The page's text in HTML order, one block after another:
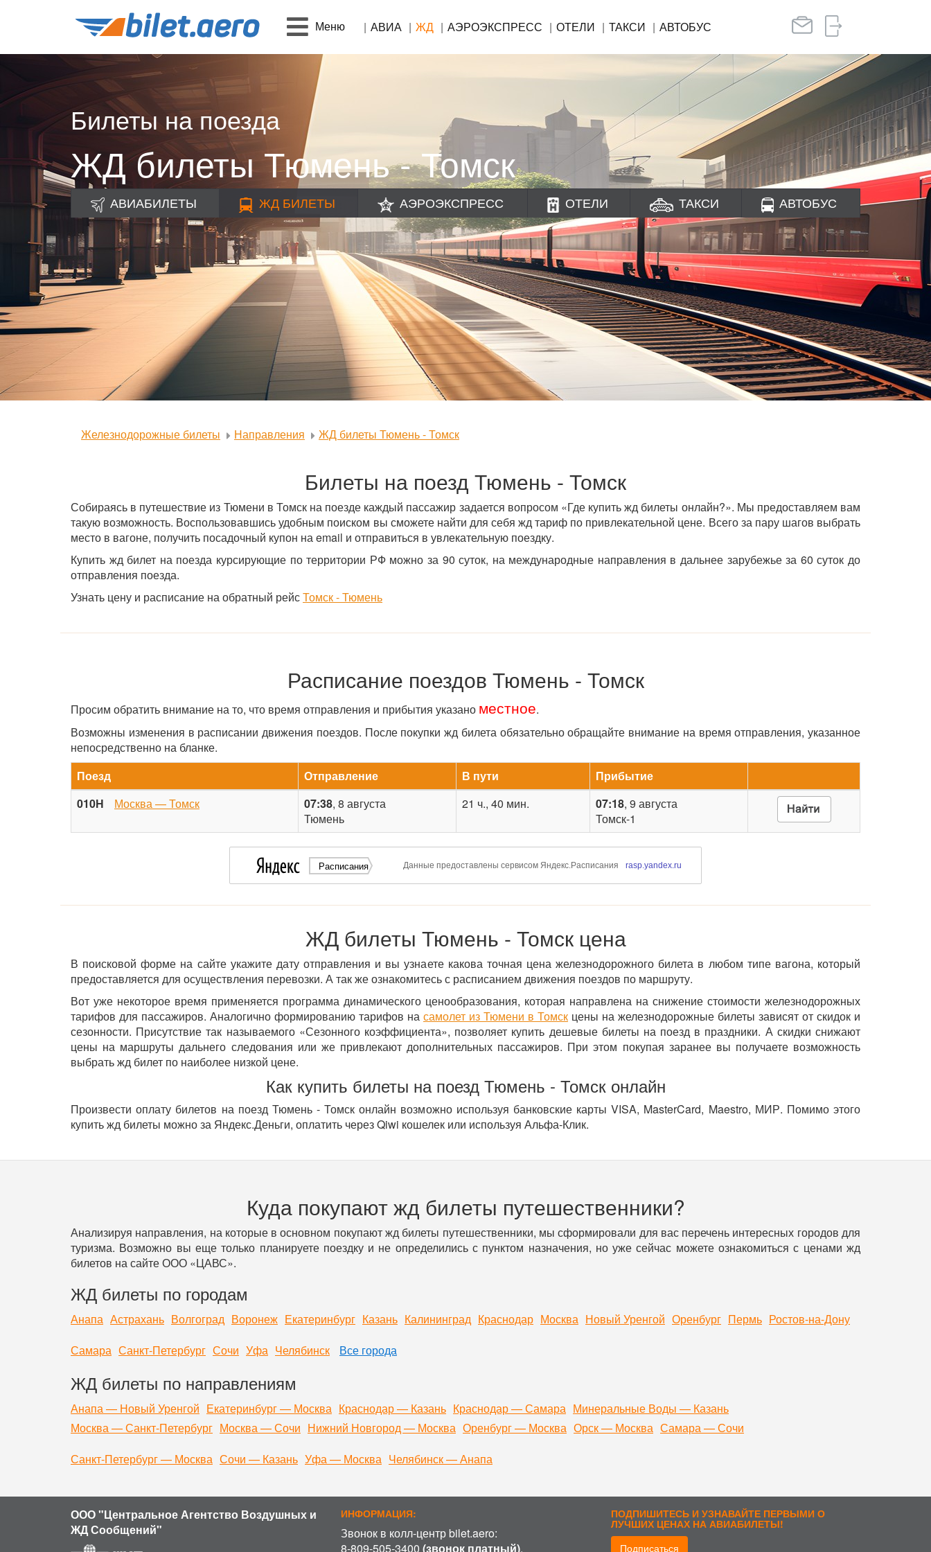
Меню АВИА ЖД АЭРОЭКСПРЕСС ОТЕЛИ ТАКСИ АВТОБУС
Билеты на поезда
ЖД билеты Тюмень - Томск
АВИАБИЛЕТЫ ЖД БИЛЕТЫ АЭРОЭКСПРЕСС ОТЕЛИ ТАКСИ АВТОБУС
Железнодорожные билеты Направления ЖД билеты Тюмень - Томск
Билеты на поезд Тюмень - Томск
Собираясь в путешествие из Тюмени в Томск на поезде каждый пассажир задается вопросом «Где купить жд билеты онлайн?». Мы предоставляем вам
такую возможность. Воспользовавшись удобным поиском вы сможете найти для себя жд тариф по привлекательной цене. Всего за пару шагов выбрать
место в вагоне, получить посадочный купон на email и отправиться в увлекательную поездку.
Купить жд билет на поезда курсирующие по территории РФ можно за 90 суток, на международные направления в дальнее зарубежье за 60 суток до
отправления поезда.
Узнать цену и расписание на обратный рейсТомск - Тюмень
Расписание поездов Тюмень - Томск
Просим обратить внимание на то, что время отправления и прибытия указано местное.
Возможны изменения в расписании движения поездов. После покупки жд билета обязательно обращайте внимание на время отправления, указанное
непосредственно на бланке.
Поезд
Отправление В пути
Прибытие
010Н
Москва — Томск 07:38, 8 августа
Тюмень
21 ч., 40 мин. 07:18, 9 августа
Томск-1
Расписания Данные предоставлены сервисом Яндекс.Расписания rasp.yandex.ru
ЖД билеты Тюмень - Томск цена
В поисковой форме на сайте укажите дату отправления и вы узнаете какова точная цена железнодорожного билета в любом типе вагона, который
предоставляется для осуществления перевозки. А так же ознакомитесь с расписанием движения поездов по маршруту.
Вот уже некоторое время применяется программа динамического ценообразования, которая направлена на снижение стоимости железнодорожных
тарифов для пассажиров. Аналогично формированию тарифов на самолет из Тюмени в Томск цены на железнодорожные билеты зависят от скидок и
сезонности. Присутствие так называемого «Сезонного коэффициента», позволяет купить дешевые билеты на поезд в праздники. А скидки снижают
цены на маршруты дальнего следования или же привлекают дополнительных пассажиров. При этом покупая заранее вы получаете возможность
выбрать жд билет по наиболее низкой цене.
Как купить билеты на поезд Тюмень - Томск онлайн
Произвести оплату билетов на поезд Тюмень - Томск онлайн возможно используя банковские карты VISA, MasterCard, Maestro, МИР. Помимо этого
купить жд билеты можно за Яндекс.Деньги, оплатить через Qiwi кошелек или используя Альфа-Клик.
Куда покупают жд билеты путешественники?
Анализируя направления, на которые в основном покупают жд билеты путешественники, мы сформировали для вас перечень интересных городов для
туризма. Возможно вы еще только планируете поездку и не определились с пунктом назначения, но уже сейчас можете ознакомиться с ценами жд
билетов на сайте ООО «ЦАВС».
ЖД билеты по городам
Анапа Астрахань Волгоград Воронеж Екатеринбург Казань Калининград Краснодар Москва Новый Уренгой Оренбург Пермь Ростов-на-Дону
Самара Санкт-Петербург Сочи Уфа Челябинск Все города
ЖД билеты по направлениям
Анапа — Новый Уренгой Екатеринбург — Москва Краснодар — Казань Краснодар — Самара Минеральные Воды — Казань
Москва — Санкт-Петербург Москва — Сочи Нижний Новгород — Москва Оренбург — Москва Орск — Москва Самара — Сочи
Санкт-Петербург — Москва Сочи — Казань Уфа — Москва Челябинск — Анапа
ООО "Центральное Агентство Воздушных и
ЖД Сообщений"
ИНФОРМАЦИЯ:
Звонок в колл-центр bilet.aero:
8-809-505-3400 (звонок платный).
ПОДПИШИТЕСЬ И УЗНАВАЙТЕ ПЕРВЫМИ О
ЛУЧШИХ ЦЕНАХ НА АВИАБИЛЕТЫ!
Подписаться